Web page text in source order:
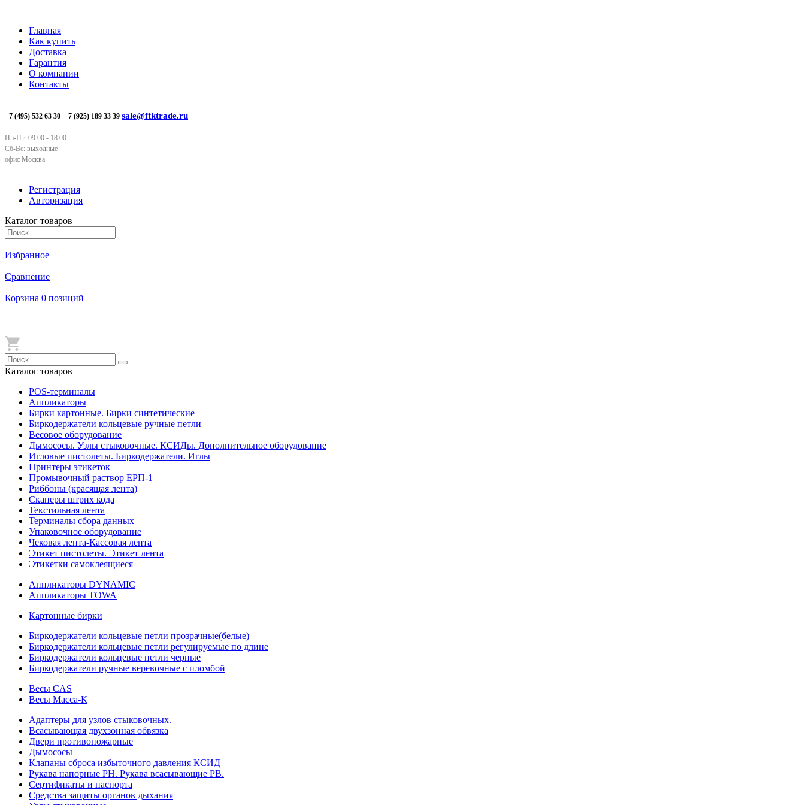
Главная
Как купить
Доставка
Гарантия
О компании
Контакты
+7 (495) 532 63 30 +7 (925) 189 33 39 sale@ftktrade.ru
Пн-Пт: 09:00 - 18:00
Сб-Вс: выходные
офис Москва
Регистрация
Авторизация
Каталог товаров
Избранное
Сравнение
Корзина 0 позиций
Каталог товаров
POS-терминалы
Аппликаторы
Бирки картонные. Бирки синтетические
Биркодержатели кольцевые ручные петли
Весовое оборудование
Дымососы. Узлы стыковочные. КСИДы. Дополнительное оборудование
Игловые пистолеты. Биркодержатели. Иглы
Принтеры этикеток
Промывочный раствор ЕРП-1
Риббоны (красящая лента)
Сканеры штрих кода
Текстильная лента
Терминалы сбора данных
Упаковочное оборудование
Чековая лента-Кассовая лента
Этикет пистолеты. Этикет лента
Этикетки самоклеящиеся
Аппликаторы DYNAMIC
Аппликаторы TOWA
Картонные бирки
Биркодержатели кольцевые петли прозрачные(белые)
Биркодержатели кольцевые петли регулируемые по длине
Биркодержатели кольцевые петли черные
Биркодержатели ручные веревочные с пломбой
Весы CAS
Весы Масса-К
Адаптеры для узлов стыковочных.
Всасывающая двухзонная обвязка
Двери противопожарные
Дымососы
Клапаны сброса избыточного давления КСИД
Рукава напорные РН. Рукава всасывающие РВ.
Сертификаты и паспорта
Средства защиты органов дыхания